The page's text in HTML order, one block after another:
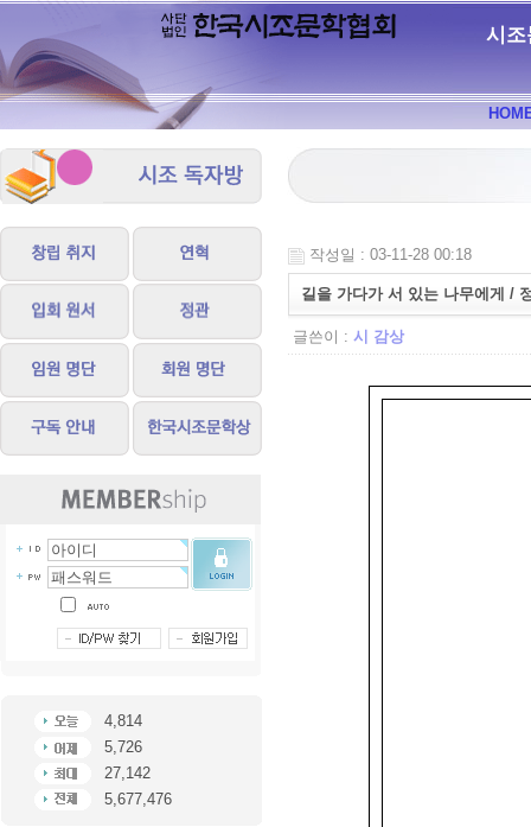
시조
4,814
5,726
27,142
5,677,476
작성일 : 03-11-28 00:18
길을 가다가 서 있는 나무에게 /
글쓴이 : 시 감상